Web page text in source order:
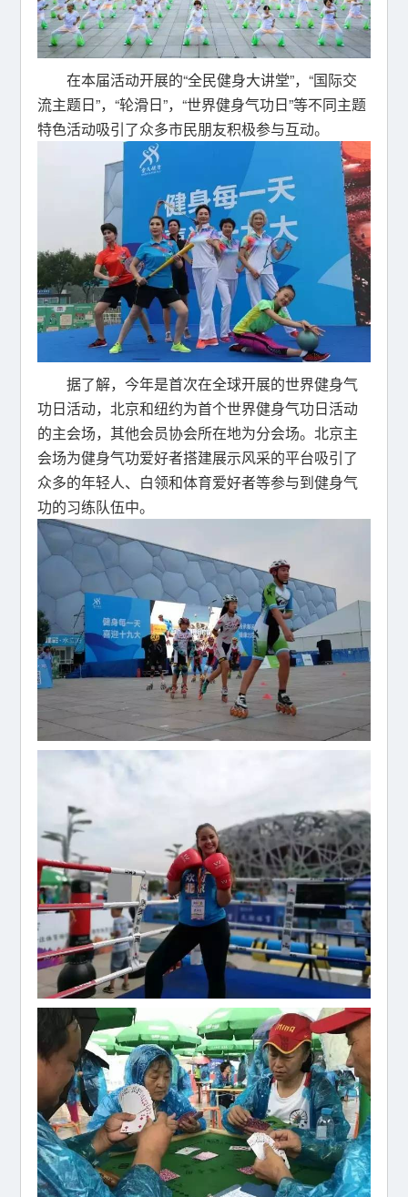
在本届活动开展的“全民健身大讲堂”，“国际交
流主题日”，“轮滑日”，“世界健身气功日”等不同主题
特色活动吸引了众多市民朋友积极参与互动。
据了解，今年是首次在全球开展的世界健身气
功日活动，北京和纽约为首个世界健身气功日活动
的主会场，其他会员协会所在地为分会场。北京主
会场为健身气功爱好者搭建展示风采的平台吸引了
众多的年轻人、白领和体育爱好者等参与到健身气
功的习练队伍中。